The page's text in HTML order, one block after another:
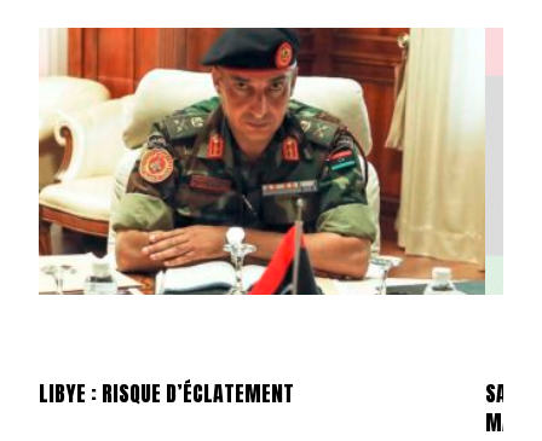
LIBYE : RISQUE D’ÉCLATEMENT